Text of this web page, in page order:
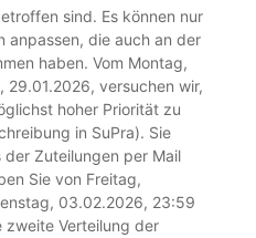
sind. Es können nur
anpassen, die auch an der
haben. Vom Montag,
29.01.2026, versuchen wir,
hoher Priorität zu
in SuPra). Sie
Zuteilungen per Mail
Sie von Freitag,
03.02.2026, 23:59
zweite Verteilung der